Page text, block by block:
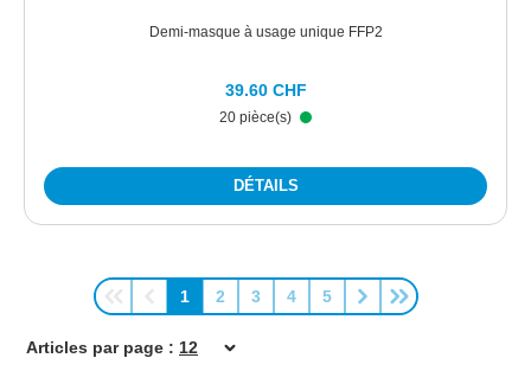
Demi-masque à usage unique FFP2
20 pièce(s)
39.60 CHF
DÉTAILS
Page
1
Page
2
Page
3
Page
4
Page
5
Articles par page :